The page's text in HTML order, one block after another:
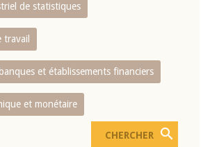
de statistiques
travail
et établissements financiers
et monétaire